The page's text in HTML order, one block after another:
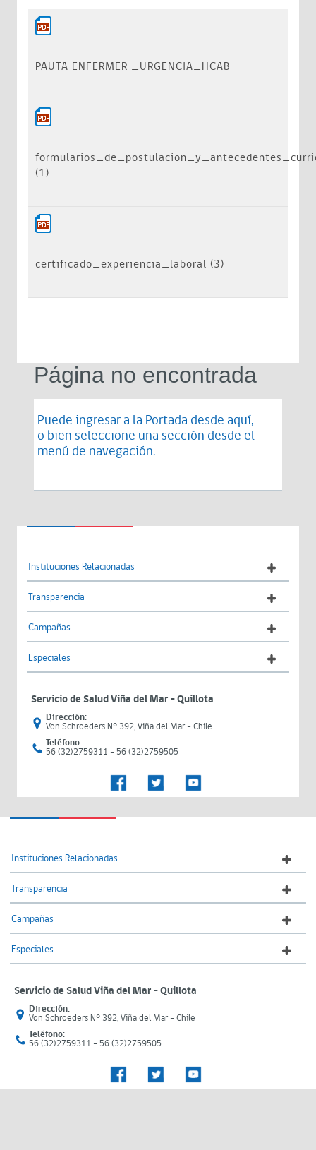
PAUTA ENFERMER _URGENCIA_HCAB
(1)
certificado_experiencia_laboral (3)
Página no encontrada
Puede ingresar a la Portada desde aquí,
o bien seleccione una sección desde el
menú de navegación.
Instituciones Relacionadas
Transparencia
Campañas
Especiales
Servicio de Salud Viña del Mar – Quillota
Dirección:
Von Schroeders N° 392, Viña del Mar - Chile
Teléfono:
56 (32)2759311 - 56 (32)2759505
Instituciones Relacionadas
Transparencia
Campañas
Especiales
Servicio de Salud Viña del Mar – Quillota
Dirección:
Von Schroeders N° 392, Viña del Mar - Chile
Teléfono:
56 (32)2759311 - 56 (32)2759505